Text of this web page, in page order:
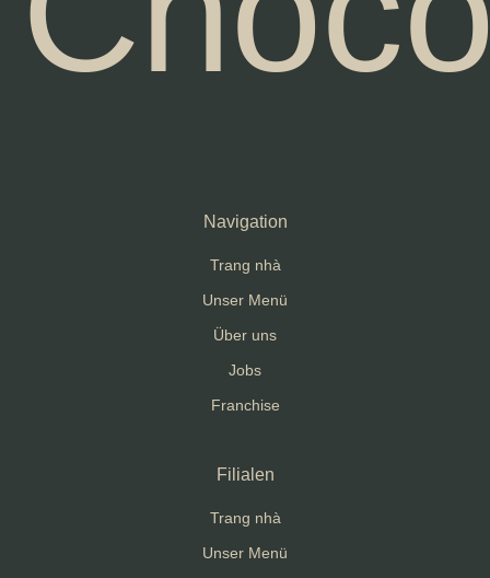
Navigation
Trang nhà
Unser Menü
Über uns
Jobs
Franchise
Filialen
Trang nhà
Unser Menü